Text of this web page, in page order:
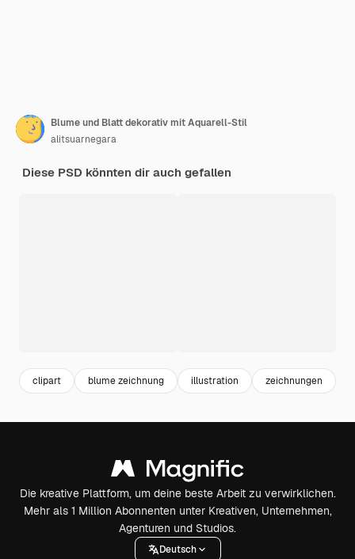
Blume und Blatt dekorativ mit Aquarell-Stil
alitsuarnegara
Diese PSD könnten dir auch gefallen
clipart blume zeichnung illustration zeichnungen
Die kreative Plattform, um deine beste Arbeit zu verwirklichen.
Mehr als 1 Million Abonnenten unter Kreativen, Unternehmen,
Agenturen und Studios.
Deutsch